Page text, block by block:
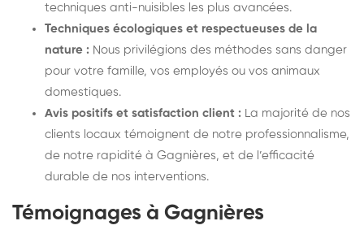
techniques anti-nuisibles les plus avancées.
Techniques écologiques et respectueuses de la
nature : Nous privilégions des méthodes sans danger
pour votre famille, vos employés ou vos animaux
domestiques.
Avis positifs et satisfaction client : La majorité de nos
clients locaux témoignent de notre professionnalisme,
de notre rapidité à Gagnières, et de l’efficacité
durable de nos interventions.
Témoignages à Gagnières